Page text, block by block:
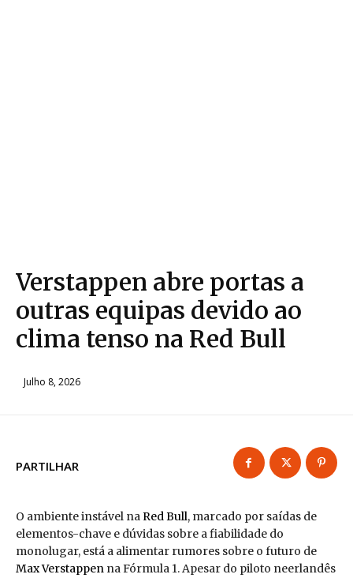
Verstappen abre portas a
outras equipas devido ao
clima tenso na Red Bull
Julho 8, 2026
PARTILHAR
O ambiente instável naRed Bull, marcado por saídas de
elementos-chave e dúvidas sobre a fiabilidade do
monolugar, está a alimentar rumores sobre o futuro de
Max Verstappen na Fórmula 1. Apesar do piloto neerlandês